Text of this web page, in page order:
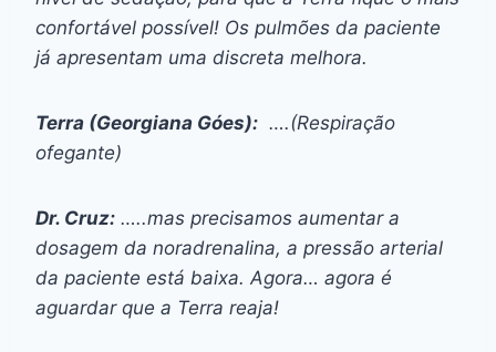
confortável possível! Os pulmões da paciente
já apresentam uma discreta melhora.
Terra (Georgiana Góes): ….(Respiração
ofegante)
Dr. Cruz: …..mas precisamos aumentar a
dosagem da noradrenalina, a pressão arterial
da paciente está baixa. Agora… agora é
aguardar que a Terra reaja!